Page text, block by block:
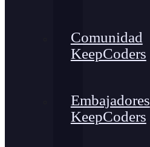
Comunidad
KeepCoders
Embajadores
KeepCoders